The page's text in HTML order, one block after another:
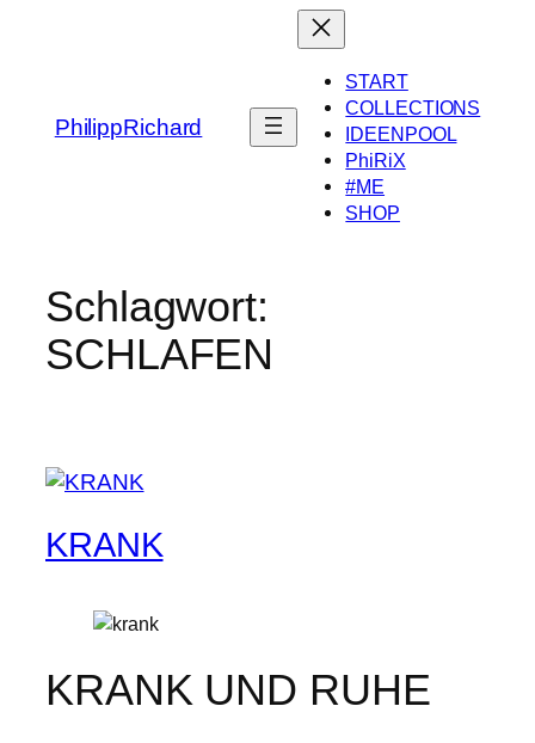
PhilippRichard
START
COLLECTIONS
IDEENPOOL
PhiRiX
#ME
SHOP
Schlagwort:
SCHLAFEN
KRANK
KRANK UND RUHE